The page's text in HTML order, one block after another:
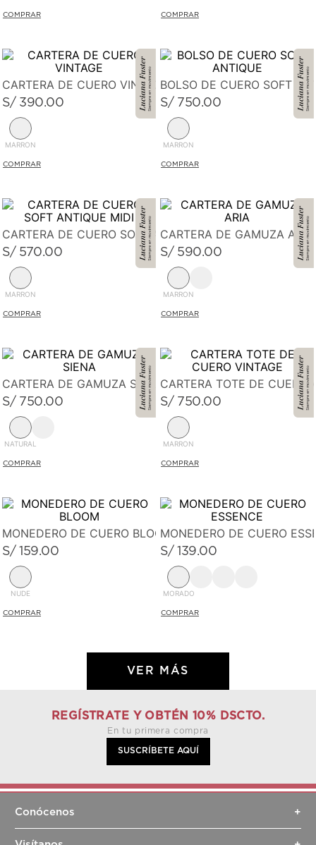
CARTERA DE CUERO VINTAGE
S/ 390.00
MARRON
BOLSO DE CUERO SOFT
S/ 750.00
MARRON
CARTERA DE CUERO SOFT ANTIQUE MIDI
S/ 570.00
MARRON
CARTERA DE GAMUZA ARIA
S/ 590.00
MARRON
CARTERA DE GAMUZA SIENA
S/ 750.00
NATURAL
CARTERA TOTE DE CUERO
S/ 750.00
MARRON
MONEDERO DE CUERO BLOOM
S/ 159.00
NUDE
MONEDERO DE CUERO
S/ 139.00
MORADO
REGÍSTRATE Y OBTÉN 10% DSCTO.
En tu primera compra
SUSCRÍBETE AQUÍ
Conócenos +
Sobre nosotros